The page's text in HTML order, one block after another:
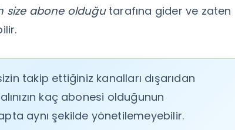
size abone olduğutarafına gider ve zaten
takip ettiğiniz kanalları dışarıdan
kaç abonesi olduğunun
aynı şekilde yönetilemeyebilir.